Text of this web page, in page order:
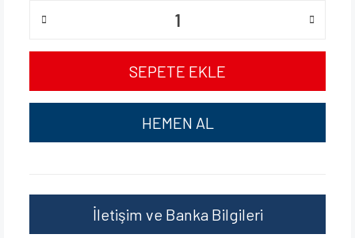
SEPETE EKLE
HEMEN AL
İletişim ve Banka Bilgileri